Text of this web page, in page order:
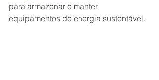
para armazenar e manter
equipamentos de energia sustentável.